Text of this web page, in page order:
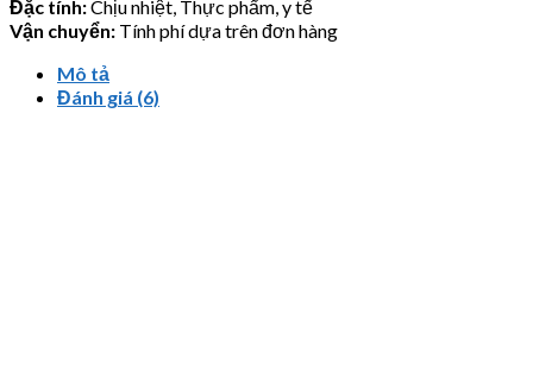
Đặc tính:Chịu nhiệt, Thực phẩm, y tế
Vận chuyển: Tính phí dựa trên đơn hàng
Mô tả
Đánh giá (6)